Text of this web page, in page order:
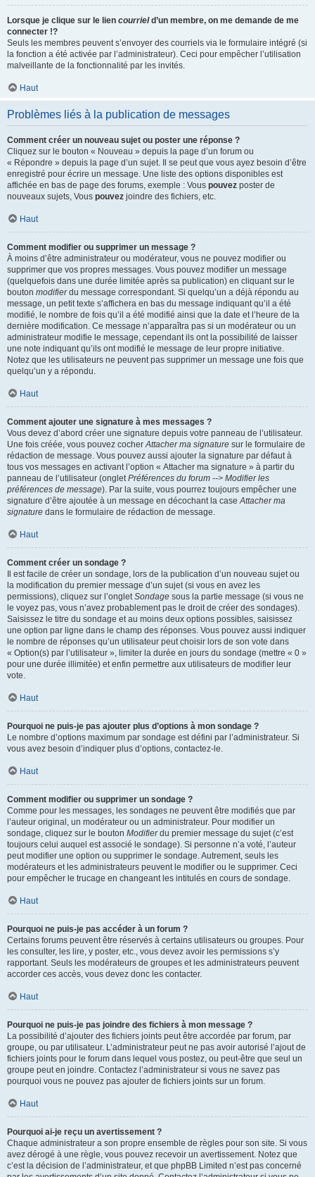
Lorsque je clique sur le lien courrield’un membre, on me demande de me
connecter !?
Seuls les membres peuvent s’envoyer des courriels via le formulaire intégré (si
la fonction a été activée par l’administrateur). Ceci pour empêcher l’utilisation
malveillante de la fonctionnalité par les invités.
Haut
Problèmes liés à la publication de messages
Comment créer un nouveau sujet ou poster une réponse ?
Cliquez sur le bouton « Nouveau » depuis la page d’un forum ou
« Répondre » depuis la page d’un sujet. Il se peut que vous ayez besoin d’être
enregistré pour écrire un message. Une liste des options disponibles est
affichée en bas de page des forums, exemple : Vous pouvez poster de
nouveaux sujets, Vous pouvez joindre des fichiers, etc.
Haut
Comment modifier ou supprimer un message ?
À moins d’être administrateur ou modérateur, vous ne pouvez modifier ou
supprimer que vos propres messages. Vous pouvez modifier un message
(quelquefois dans une durée limitée après sa publication) en cliquant sur le
bouton modifierdu message correspondant. Si quelqu’un a déjà répondu au
message, un petit texte s’affichera en bas du message indiquant qu’il a été
modifié, le nombre de fois qu’il a été modifié ainsi que la date et l’heure de la
dernière modification. Ce message n’apparaîtra pas si un modérateur ou un
administrateur modifie le message, cependant ils ont la possibilité de laisser
une note indiquant qu’ils ont modifié le message de leur propre initiative.
Notez que les utilisateurs ne peuvent pas supprimer un message une fois que
quelqu’un y a répondu.
Haut
Comment ajouter une signature à mes messages ?
Vous devez d’abord créer une signature depuis votre panneau de l’utilisateur.
Une fois créée, vous pouvez cocherAttacher ma signature sur le formulaire de
rédaction de message. Vous pouvez aussi ajouter la signature par défaut à
tous vos messages en activant l’option « Attacher ma signature » à partir du
panneau de l’utilisateur (ongletPréférences du forum --> Modifier les
préférences de message). Par la suite, vous pourrez toujours empêcher une
signature d’être ajoutée à un message en décochant la caseAttacher ma
signature dans le formulaire de rédaction de message.
Haut
Comment créer un sondage ?
Il est facile de créer un sondage, lors de la publication d’un nouveau sujet ou
la modification du premier message d’un sujet (si vous en avez les
permissions), cliquez sur l’ongletSondage sous la partie message (si vous ne
le voyez pas, vous n’avez probablement pas le droit de créer des sondages).
Saisissez le titre du sondage et au moins deux options possibles, saisissez
une option par ligne dans le champ des réponses. Vous pouvez aussi indiquer
le nombre de réponses qu’un utilisateur peut choisir lors de son vote dans
« Option(s) par l’utilisateur », limiter la durée en jours du sondage (mettre « 0 »
pour une durée illimitée) et enfin permettre aux utilisateurs de modifier leur
vote.
Haut
Pourquoi ne puis-je pas ajouter plus d’options à mon sondage ?
Le nombre d’options maximum par sondage est défini par l’administrateur. Si
vous avez besoin d’indiquer plus d’options, contactez-le.
Haut
Comment modifier ou supprimer un sondage ?
Comme pour les messages, les sondages ne peuvent être modifiés que par
l’auteur original, un modérateur ou un administrateur. Pour modifier un
sondage, cliquez sur le bouton Modifierdu premier message du sujet (c’est
toujours celui auquel est associé le sondage). Si personne n’a voté, l’auteur
peut modifier une option ou supprimer le sondage. Autrement, seuls les
modérateurs et les administrateurs peuvent le modifier ou le supprimer. Ceci
pour empêcher le trucage en changeant les intitulés en cours de sondage.
Haut
Pourquoi ne puis-je pas accéder à un forum ?
Certains forums peuvent être réservés à certains utilisateurs ou groupes. Pour
les consulter, les lire, y poster, etc., vous devez avoir les permissions s’y
rapportant. Seuls les modérateurs de groupes et les administrateurs peuvent
accorder ces accès, vous devez donc les contacter.
Haut
Pourquoi ne puis-je pas joindre des fichiers à mon message ?
La possibilité d’ajouter des fichiers joints peut être accordée par forum, par
groupe, ou par utilisateur. L’administrateur peut ne pas avoir autorisé l’ajout de
fichiers joints pour le forum dans lequel vous postez, ou peut-être que seul un
groupe peut en joindre. Contactez l’administrateur si vous ne savez pas
pourquoi vous ne pouvez pas ajouter de fichiers joints sur un forum.
Haut
Pourquoi ai-je reçu un avertissement ?
Chaque administrateur a son propre ensemble de règles pour son site. Si vous
avez dérogé à une règle, vous pouvez recevoir un avertissement. Notez que
c’est la décision de l’administrateur, et que phpBB Limited n’est pas concerné